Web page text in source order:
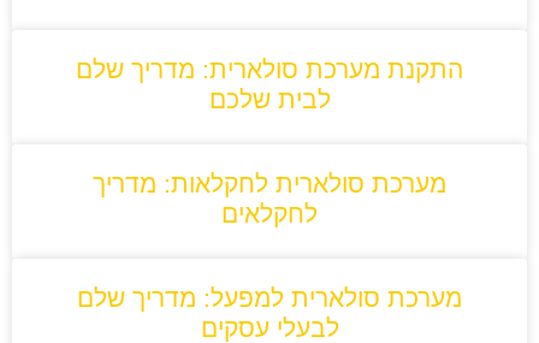
התקנת מערכת סולארית: מדריך שלם
לבית שלכם
מערכת סולארית לחקלאות: מדריך
לחקלאים
מערכת סולארית למפעל: מדריך שלם
לבעלי עסקים